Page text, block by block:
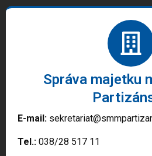
Správa majetku
E-mail:
Tel.: 038/28 517 11